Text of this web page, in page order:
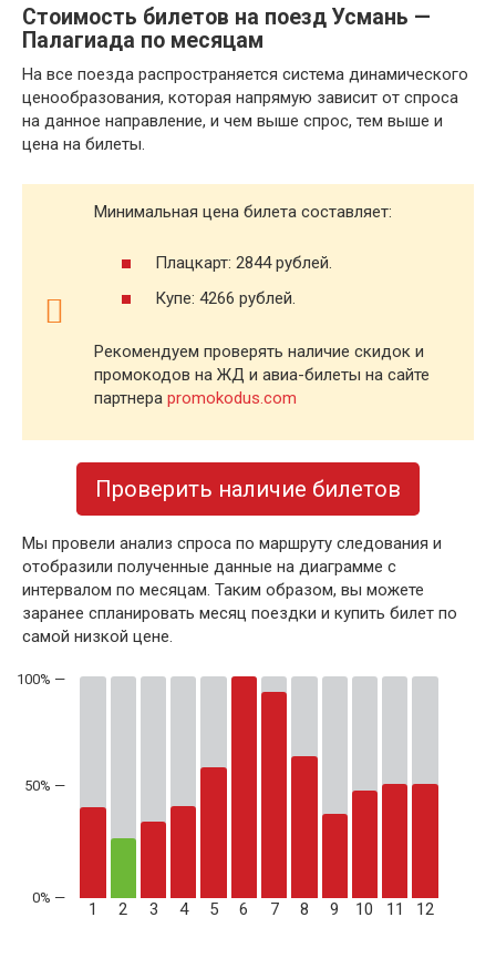
Стоимость билетов на поезд Усмань —
Палагиада по месяцам
На все поезда распространяется система динамического
ценообразования, которая напрямую зависит от спроса
на данное направление, и чем выше спрос, тем выше и
цена на билеты.
Минимальная цена билета составляет:
Плацкарт: 2844 рублей.
Купе: 4266 рублей.
Рекомендуем проверять наличие скидок и
промокодов на ЖД и авиа-билеты на сайте
партнера promokodus.com
Проверить наличие билетов
Мы провели анализ спроса по маршруту следования и
отобразили полученные данные на диаграмме с
интервалом по месяцам. Таким образом, вы можете
заранее спланировать месяц поездки и купить билет по
самой низкой цене.
50% —
1 2 3 4 5 6 7 8 9 10 11 12